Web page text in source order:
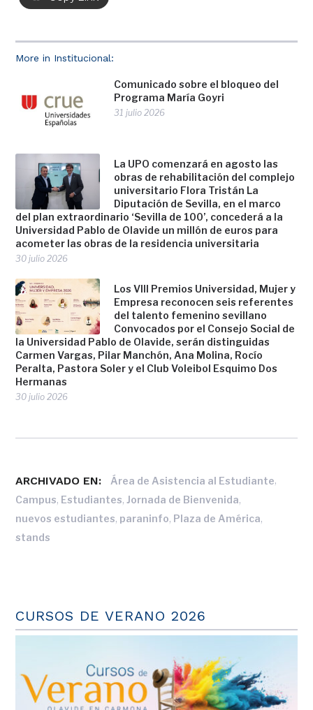
More in Institucional:
Comunicado sobre el bloqueo del
Programa María Goyri
31 julio 2026
La UPO comenzará en agosto las
obras de rehabilitación del complejo
universitario Flora Tristán La
Diputación de Sevilla, en el marco
del plan extraordinario ‘Sevilla de 100’, concederá a la
Universidad Pablo de Olavide un millón de euros para
acometer las obras de la residencia universitaria
30 julio 2026
Los VIII Premios Universidad, Mujer y
Empresa reconocen seis referentes
del talento femenino sevillano
Convocados por el Consejo Social de
la Universidad Pablo de Olavide, serán distinguidas
Carmen Vargas, Pilar Manchón, Ana Molina, Rocío
Peralta, Pastora Soler y el Club Voleibol Esquimo Dos
Hermanas
30 julio 2026
ARCHIVADO EN: Área de Asistencia al Estudiante,
Campus, Estudiantes,Jornada de Bienvenida,
nuevos estudiantes, paraninfo, Plaza de América,
stands
CURSOS DE VERANO 2026